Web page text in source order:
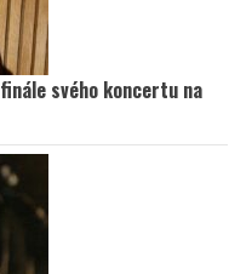
svého koncertu na